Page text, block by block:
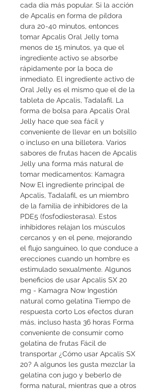
cada día más popular. Si la acción
de Apcalis en forma de píldora
dura 20-40 minutos, entonces
tomar Apcalis Oral Jelly toma
menos de 15 minutos, ya que el
ingrediente activo se absorbe
rápidamente por la boca de
inmediato. El ingrediente activo de
Oral Jelly es el mismo que el de la
tableta de Apcalis, Tadalafil. La
forma de bolsa para Apcalis Oral
Jelly hace que sea fácil y
conveniente de llevar en un bolsillo
o incluso en una billetera. Varios
sabores de frutas hacen de Apcalis
Jelly una forma más natural de
tomar medicamentos: Kamagra
Now El ingrediente principal de
Apcalis, Tadalafil, es un miembro
de la familia de inhibidores de la
PDE5 (fosfodiesterasa). Estos
inhibidores relajan los músculos
cercanos y en el pene, mejorando
el flujo sanguíneo, lo que conduce a
erecciones cuando un hombre es
estimulado sexualmente. Algunos
beneficios de usar Apcalis SX 20
mg - Kamagra Now Ingestión
natural como gelatina Tiempo de
respuesta corto Los efectos duran
más, incluso hasta 36 horas Forma
conveniente de consumir como
gelatina de frutas Fácil de
transportar ¿Cómo usar Apcalis SX
20? A algunos les gusta mezclar la
gelatina con jugo y beberlo de
forma natural, mientras que a otros